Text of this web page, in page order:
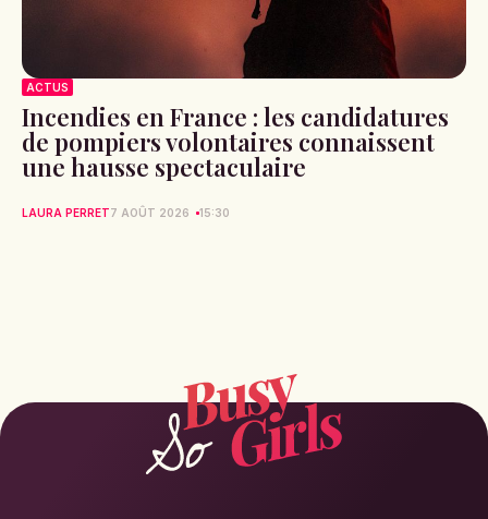
ACTUS
Incendies en France : les candidatures
de pompiers volontaires connaissent
une hausse spectaculaire
LAURA PERRET7 AOÛT 2026 15:30